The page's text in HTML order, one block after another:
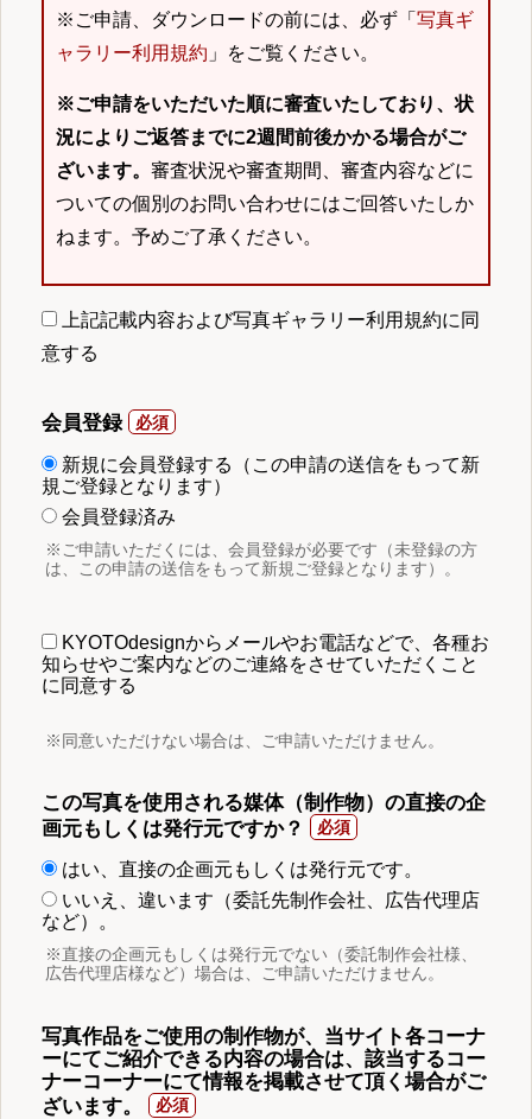
※ご申請、ダウンロードの前には、必ず「 写真ギ
ャラリー利用規約 」をご覧ください。
※ご申請をいただいた順に審査いたしており、状
況によりご返答までに2週間前後かかる場合がご
ざいます。 審査状況や審査期間、審査内容などに
ついての個別のお問い合わせにはご回答いたしか
ねます。予めご了承ください。
上記記載内容および写真ギャラリー利用規約に同
意する
会員登録
新規に会員登録する（この申請の送信をもって新
規ご登録となります）
会員登録済み
※ご申請いただくには、会員登録が必要です（未登録の方
は、この申請の送信をもって新規ご登録となります）。
KYOTOdesignからメールやお電話などで、各種お
知らせやご案内などのご連絡をさせていただくこと
に同意する
※同意いただけない場合は、ご申請いただけません。
この写真を使用される媒体（制作物）の直接の企
画元もしくは発行元ですか？
はい、直接の企画元もしくは発行元です。
いいえ、違います（委託先制作会社、広告代理店
など）。
※直接の企画元もしくは発行元でない（委託制作会社様、
広告代理店様など）場合は、ご申請いただけません。
写真作品をご使用の制作物が、当サイト各コーナ
ーにてご紹介できる内容の場合は、該当するコー
ナーコーナーにて情報を掲載させて頂く場合がご
ざいます。